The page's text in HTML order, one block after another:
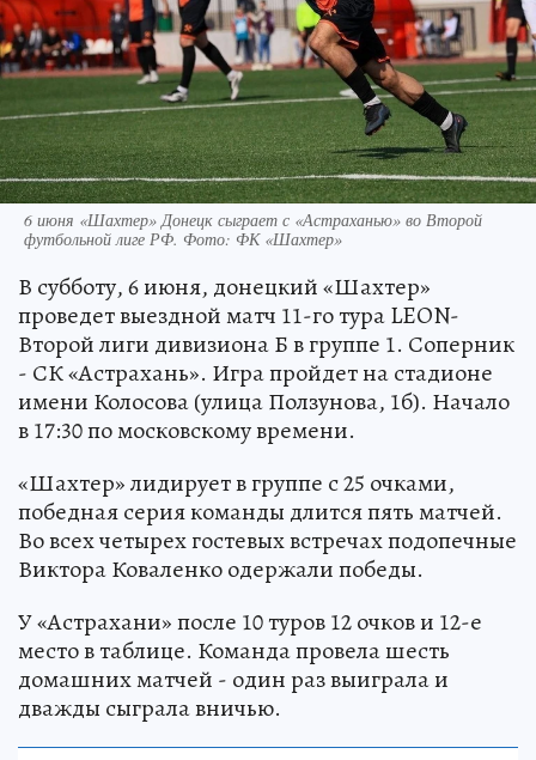
6 июня «Шахтер» Донецк сыграет с «Астраханью» во Второй
футбольной лиге РФ. Фото: ФК «Шахтер»
В субботу, 6 июня, донецкий «Шахтер»
проведет выездной матч 11-го тура LEON-
Второй лиги дивизиона Б в группе 1. Соперник
- СК «Астрахань». Игра пройдет на стадионе
имени Колосова (улица Ползунова, 1б). Начало
в 17:30 по московскому времени.
«Шахтер» лидирует в группе с 25 очками,
победная серия команды длится пять матчей.
Во всех четырех гостевых встречах подопечные
Виктора Коваленко одержали победы.
У «Астрахани» после 10 туров 12 очков и 12-е
место в таблице. Команда провела шесть
домашних матчей - один раз выиграла и
дважды сыграла вничью.